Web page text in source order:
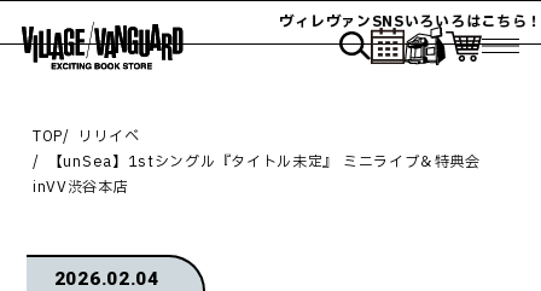
ヴィレヴァンSNSいろいろはこちら！
TOP
リリイベ
【unSea】1stシングル『タイトル未定』 ミニライブ＆特典会
inVV渋谷本店
2026.02.04